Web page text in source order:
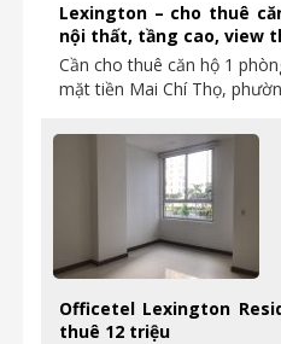
Lexington – cho thuê
nội thất, tầng cao, view
Cần cho thuê căn hộ 1
mặt tiền Mai Chí Thọ,
Officetel Lexington
thuê 12 triệu